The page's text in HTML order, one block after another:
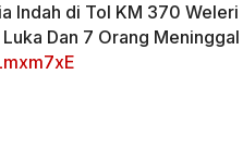
Indah di Tol KM 370 Weleri
Dan 7 Orang Meninggal